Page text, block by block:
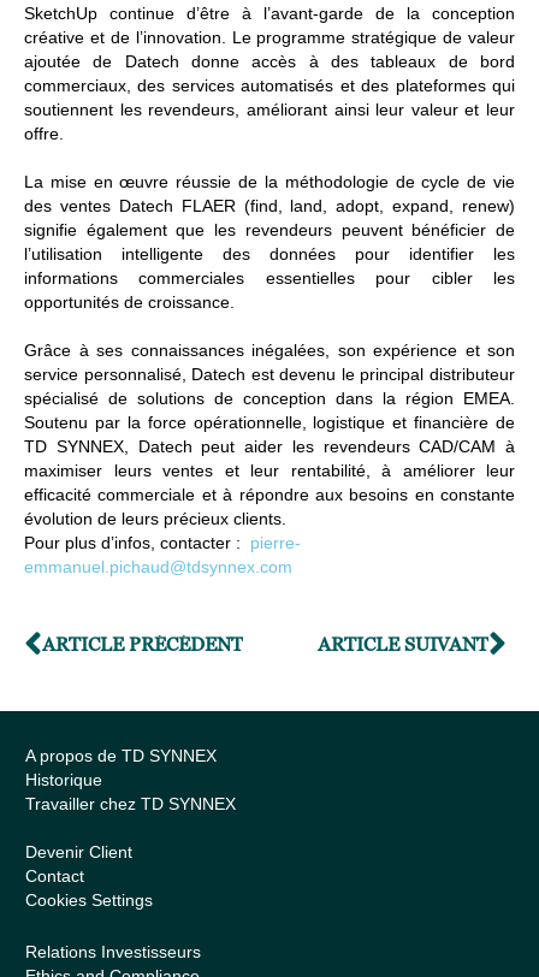
SketchUp continue d’être à l’avant-garde de la conception
créative et de l’innovation. Le programme stratégique de valeur
ajoutée de Datech donne accès à des tableaux de bord
commerciaux, des services automatisés et des plateformes qui
soutiennent les revendeurs, améliorant ainsi leur valeur et leur
offre.
La mise en œuvre réussie de la méthodologie de cycle de vie
des ventes Datech FLAER (find, land, adopt, expand, renew)
signifie également que les revendeurs peuvent bénéficier de
l’utilisation intelligente des données pour identifier les
informations commerciales essentielles pour cibler les
opportunités de croissance.
Grâce à ses connaissances inégalées, son expérience et son
service personnalisé, Datech est devenu le principal distributeur
spécialisé de solutions de conception dans la région EMEA.
Soutenu par la force opérationnelle, logistique et financière de
TD SYNNEX, Datech peut aider les revendeurs CAD/CAM à
maximiser leurs ventes et leur rentabilité, à améliorer leur
efficacité commerciale et à répondre aux besoins en constante
évolution de leurs précieux clients.
Pour plus d’infos, contacter : pierre-
emmanuel.pichaud@tdsynnex.com
ARTICLE PRÉCÉDENT ARTICLE SUIVANT
A propos de TD SYNNEX
Historique
Travailler chez TD SYNNEX
Devenir Client
Contact
Cookies Settings
Relations Investisseurs